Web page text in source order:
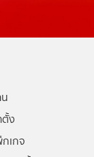
ง
เกจ